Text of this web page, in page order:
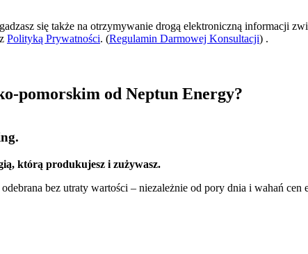
się także na otrzymywanie drogą elektroniczną informacji
Polityką Prywatności. (Regulamin Darmowej Konsultacji) .
pomorskim od Neptun Energy?
którą produkujesz i zużywasz.
bez utraty wartości – niezależnie od pory dnia i wahań cen